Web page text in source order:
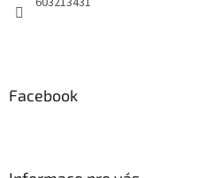
Facebook